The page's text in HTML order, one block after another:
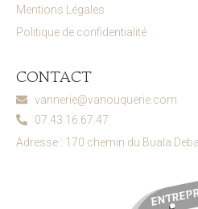
Mentions Légales
Politique de confidentialité
CONTACT
vannerie@vanouquerie.com
07.43.16.67.47
Adresse : 170 chemin du Buala